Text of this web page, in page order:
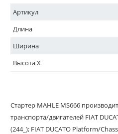
Артикул
Длина
Ширина
Высота X
Стартер MAHLE MS666
транспорта/двигателей FIAT
(244_); FIAT DUCATO Platform/